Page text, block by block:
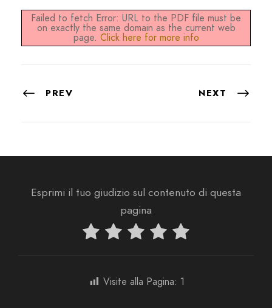
Failed to fetch Error: URL to the PDF file must be
on exactly the same domain as the current web
page. Click here for more info
PREV NEXT
Esprimi il tuo giudizio sul contenuto di questa
pagina
Visite alla Pagina: 1